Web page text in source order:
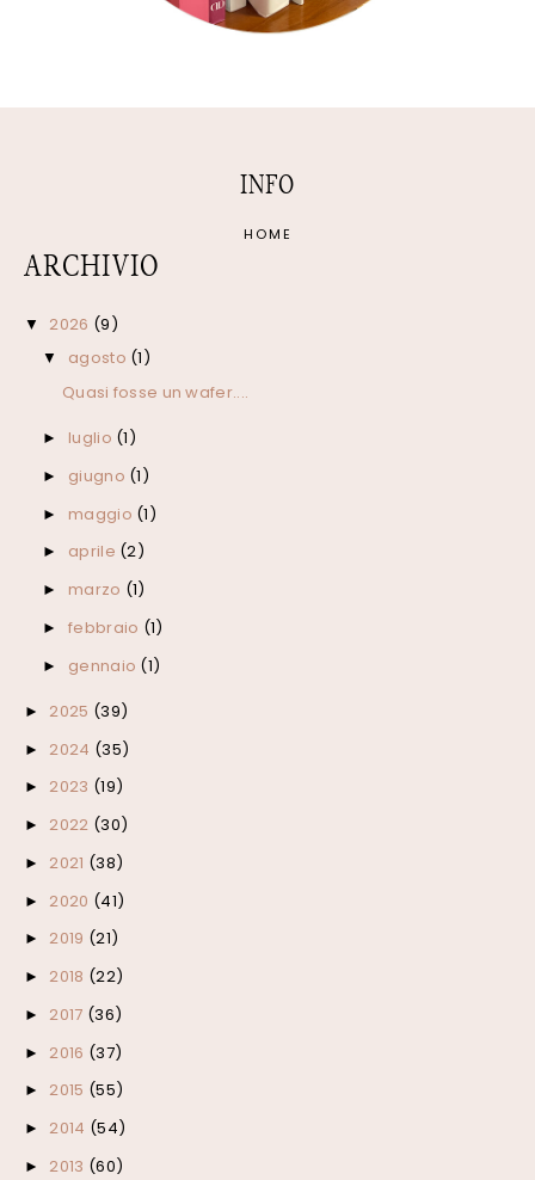
INFO
HOME
ARCHIVIO
▼ 2026 (9)
▼ agosto (1)
Quasi fosse un wafer....
► luglio (1)
► giugno (1)
► maggio (1)
► aprile (2)
► marzo (1)
► febbraio (1)
► gennaio (1)
► 2025 (39)
► 2024 (35)
► 2023 (19)
► 2022 (30)
► 2021 (38)
► 2020 (41)
► 2019 (21)
► 2018 (22)
► 2017 (36)
► 2016 (37)
► 2015 (55)
► 2014 (54)
► 2013 (60)